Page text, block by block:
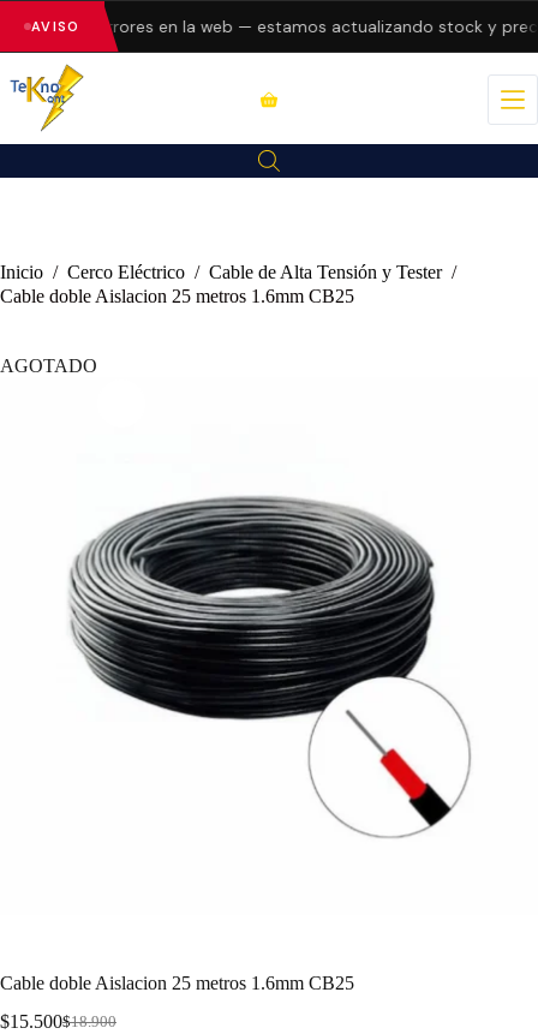
AVISO errores en la web — estamos actualizando stock y
Inicio / Cerco Eléctrico / Cable de Alta Tensión y Tester /
Cable doble Aislacion 25 metros 1.6mm CB25
AGOTADO
Cable doble Aislacion 25 metros 1.6mm CB25
$18.900
$15.500